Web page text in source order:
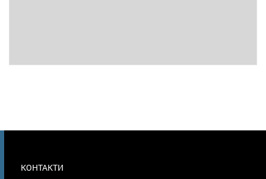
В
КОНТАКТИ